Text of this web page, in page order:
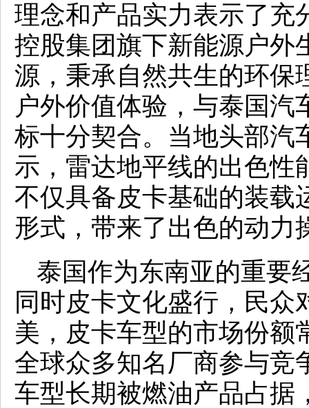
理念和产品实力表示了充
控股集团旗下新能源户外
源，秉承自然共生的环保
户外价值体验，与泰国
标十分契合。当地头部汽
示，雷达地平线的出色性
不仅具备皮卡基础的装载
形式，带来了出色的动力
泰国作为东南亚的重要
同时皮卡文化盛行，民
美，皮卡车型的市场份额
全球众多知名厂商参与竞
车型长期被燃油产品占据